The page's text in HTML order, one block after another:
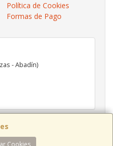
Cookies
Política de Cookies
Formas de Pago
- Abadín)